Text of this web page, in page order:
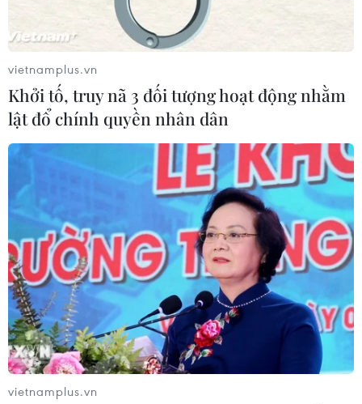
vietnamplus.vn
Khởi tố, truy nã 3 đối tượng hoạt động nhằm
lật đổ chính quyền nhân dân
vietnamplus.vn